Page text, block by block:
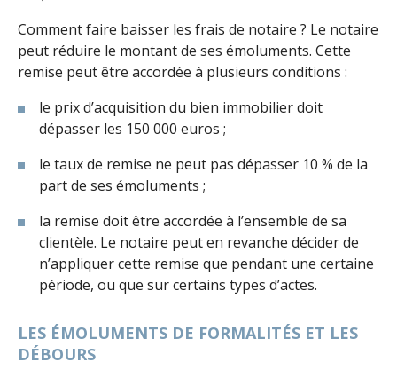
Comment faire baisser les frais de notaire ? Le notaire
peut réduire le montant de ses émoluments. Cette
remise peut être accordée à plusieurs conditions :
le prix d’acquisition du bien immobilier doit
dépasser les 150 000 euros ;
le taux de remise ne peut pas dépasser 10 % de la
part de ses émoluments ;
la remise doit être accordée à l’ensemble de sa
clientèle. Le notaire peut en revanche décider de
n’appliquer cette remise que pendant une certaine
période, ou que sur certains types d’actes.
LES ÉMOLUMENTS DE FORMALITÉS ET LES
DÉBOURS